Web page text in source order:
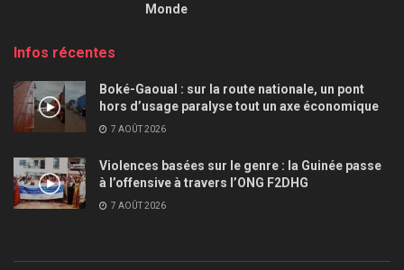
Monde
Infos récentes
Boké-Gaoual : sur la route nationale, un pont
hors d’usage paralyse tout un axe économique
7 AOÛT 2026
Violences basées sur le genre : la Guinée passe
à l’offensive à travers l’ONG F2DHG
7 AOÛT 2026